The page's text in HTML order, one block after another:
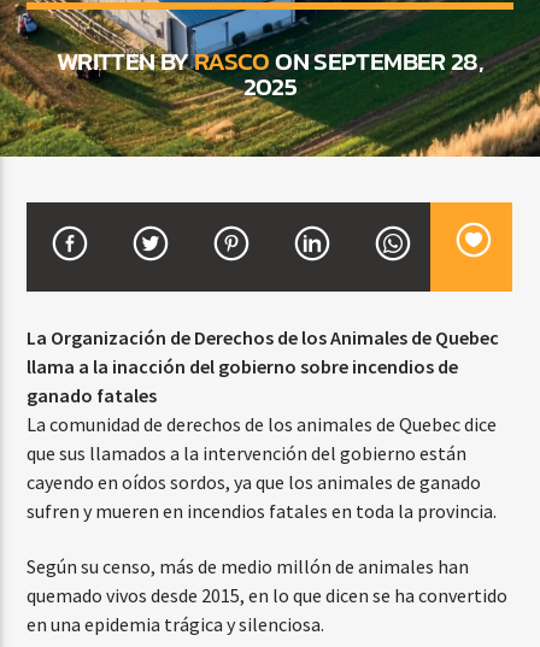
CURRENT SHOW
VIBRAS TROPICALES
WRITTEN BYRASCOON SEPTEMBER 28,
2025
La Organización de Derechos de los Animales de Quebec
llama a la inacción del gobierno sobre incendios de
ganado fatales
La comunidad de derechos de los animales de Quebec dice
que sus llamados a la intervención del gobierno están
cayendo en oídos sordos, ya que los animales de ganado
sufren y mueren en incendios fatales en toda la provincia.
Según su censo, más de medio millón de animales han
quemado vivos desde 2015, en lo que dicen se ha convertido
en una epidemia trágica y silenciosa.